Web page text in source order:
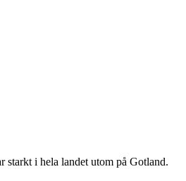
i hela landet utom på Gotland.